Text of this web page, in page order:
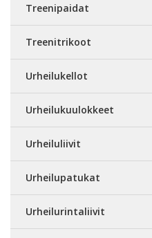
Treenipaidat
Treenitrikoot
Urheilukellot
Urheilukuulokkeet
Urheiluliivit
Urheilupatukat
Urheilurintaliivit